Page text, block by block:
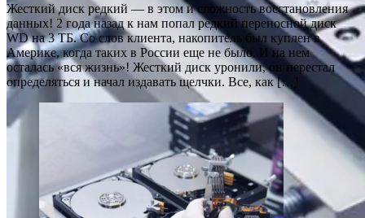
Жесткий диск редкий — в этом и сложность восстановления
данных! 2 года назад к нам попал редкий переносной диск
WD на 3 ТБ. Со слов клиента, накопитель был куплен в
Америке, когда таких в России еще не было. И на нем
осталась «вся жизнь»! Жесткий диск уронили, он перестал
определяться и начал издавать щелчки. Все, как […]